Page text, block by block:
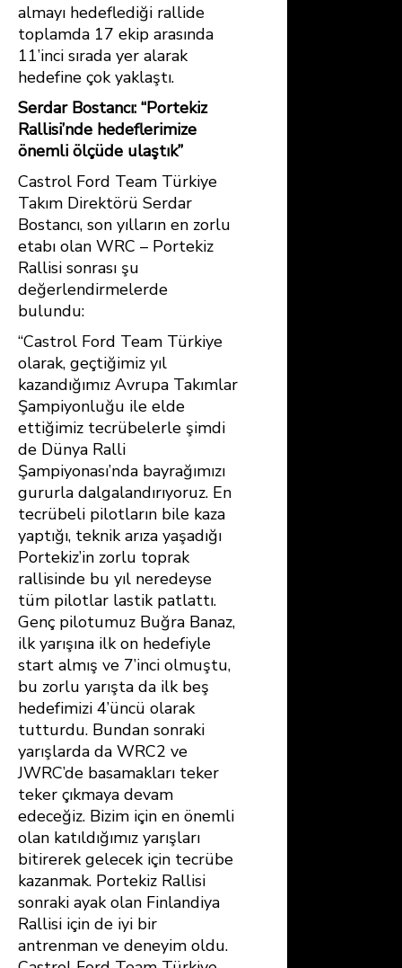
almayı hedeflediği rallide
toplamda 17 ekip arasında
11’inci sırada yer alarak
hedefine çok yaklaştı.
Serdar Bostancı: “Portekiz
Rallisi’nde hedeflerimize
önemli ölçüde ulaştık”
Castrol Ford Team Türkiye
Takım Direktörü Serdar
Bostancı, son yılların en zorlu
etabı olan WRC – Portekiz
Rallisi sonrası şu
değerlendirmelerde
bulundu:
“Castrol Ford Team Türkiye
olarak, geçtiğimiz yıl
kazandığımız Avrupa Takımlar
Şampiyonluğu ile elde
ettiğimiz tecrübelerle şimdi
de Dünya Ralli
Şampiyonası’nda bayrağımızı
gururla dalgalandırıyoruz. En
tecrübeli pilotların bile kaza
yaptığı, teknik arıza yaşadığı
Portekiz’in zorlu toprak
rallisinde bu yıl neredeyse
tüm pilotlar lastik patlattı.
Genç pilotumuz Buğra Banaz,
ilk yarışına ilk on hedefiyle
start almış ve 7’inci olmuştu,
bu zorlu yarışta da ilk beş
hedefimizi 4’üncü olarak
tutturdu. Bundan sonraki
yarışlarda da WRC2 ve
JWRC’de basamakları teker
teker çıkmaya devam
edeceğiz. Bizim için en önemli
olan katıldığımız yarışları
bitirerek gelecek için tecrübe
kazanmak. Portekiz Rallisi
sonraki ayak olan Finlandiya
Rallisi için de iyi bir
antrenman ve deneyim oldu.